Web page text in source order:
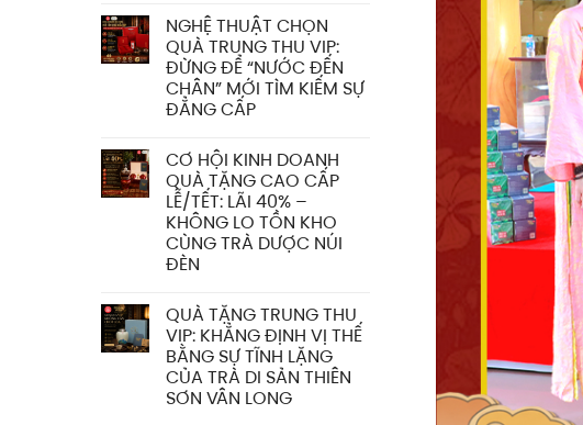
NGHỆ THUẬT CHỌN
QUÀ TRUNG THU VIP:
ĐỪNG ĐỂ “NƯỚC ĐẾN
CHÂN” MỚI TÌM KIẾM SỰ
ĐẲNG CẤP
CƠ HỘI KINH DOANH
QUÀ TẶNG CAO CẤP
LỄ/TẾT: LÃI 40% –
KHÔNG LO TỒN KHO
CÙNG TRÀ DƯỢC NÚI
ĐÈN
QUÀ TẶNG TRUNG THU
VIP: KHẲNG ĐỊNH VỊ THẾ
BẰNG SỰ TĨNH LẶNG
CỦA TRÀ DI SẢN THIÊN
SƠN VÂN LONG